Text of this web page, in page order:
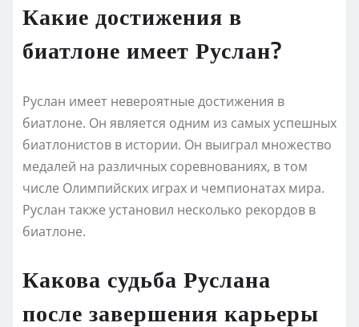
Какие достижения в
биатлоне имеет Руслан?
Руслан имеет невероятные достижения в
биатлоне. Он является одним из самых успешных
биатлонистов в истории. Он выиграл множество
медалей на различных соревнованиях, в том
числе Олимпийских играх и чемпионатах мира.
Руслан также установил несколько рекордов в
биатлоне.
Какова судьба Руслана
после завершения карьеры